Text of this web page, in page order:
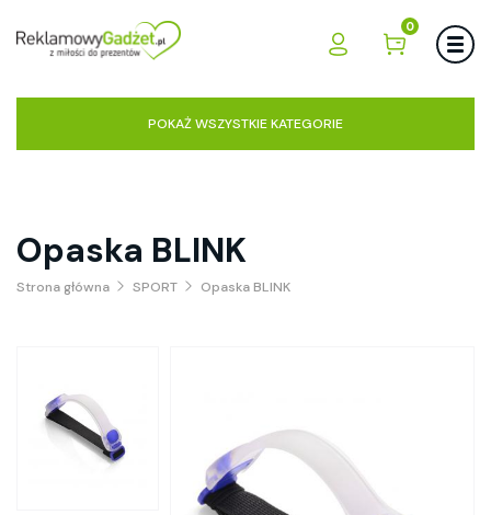
0
POKAŻ WSZYSTKIE KATEGORIE
Opaska BLINK
Strona główna SPORT Opaska BLINK